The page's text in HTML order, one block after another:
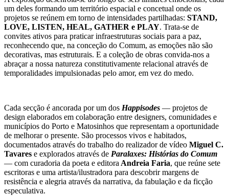
um deles formando um território espacial e concetual onde os
projetos se reúnem em torno de intensidades partilhadas: STAND,
LOVE, LISTEN, HEAL, GATHER e PLAY. Trata-se de
convites ativos para praticar infraestruturas sociais para a paz,
reconhecendo que, na conceção do Comum, as emoções não são
decorativas, mas estruturais. E a coleção de obras convida-nos a
abraçar a nossa natureza constitutivamente relacional através de
temporalidades impulsionadas pelo amor, em vez do medo.
Cada secção é ancorada por um dos Happisodes — projetos de
design elaborados em colaboração entre designers, comunidades e
municípios do Porto e Matosinhos que representam a oportunidade
de melhorar o presente. São processos vivos e habitados,
documentados através do trabalho do realizador de vídeo Miguel C.
Tavares e explorados através de Paralaxes: Histórias do Comum
— com curadoria da poeta e editoraAndreia Faria, que reúne sete
escritoras e uma artista/ilustradora para descobrir margens de
resistência e alegria através da narrativa, da fabulação e da ficção
especulativa.